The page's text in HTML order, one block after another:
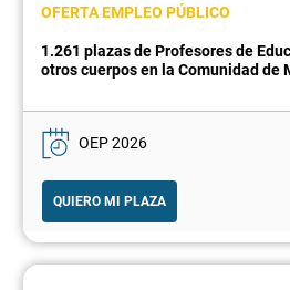
OFERTA EMPLEO PÚBLICO
1.261 plazas de Profesores de
otros cuerpos en la Comunidad de
OEP 2026
QUIERO MI PLAZA